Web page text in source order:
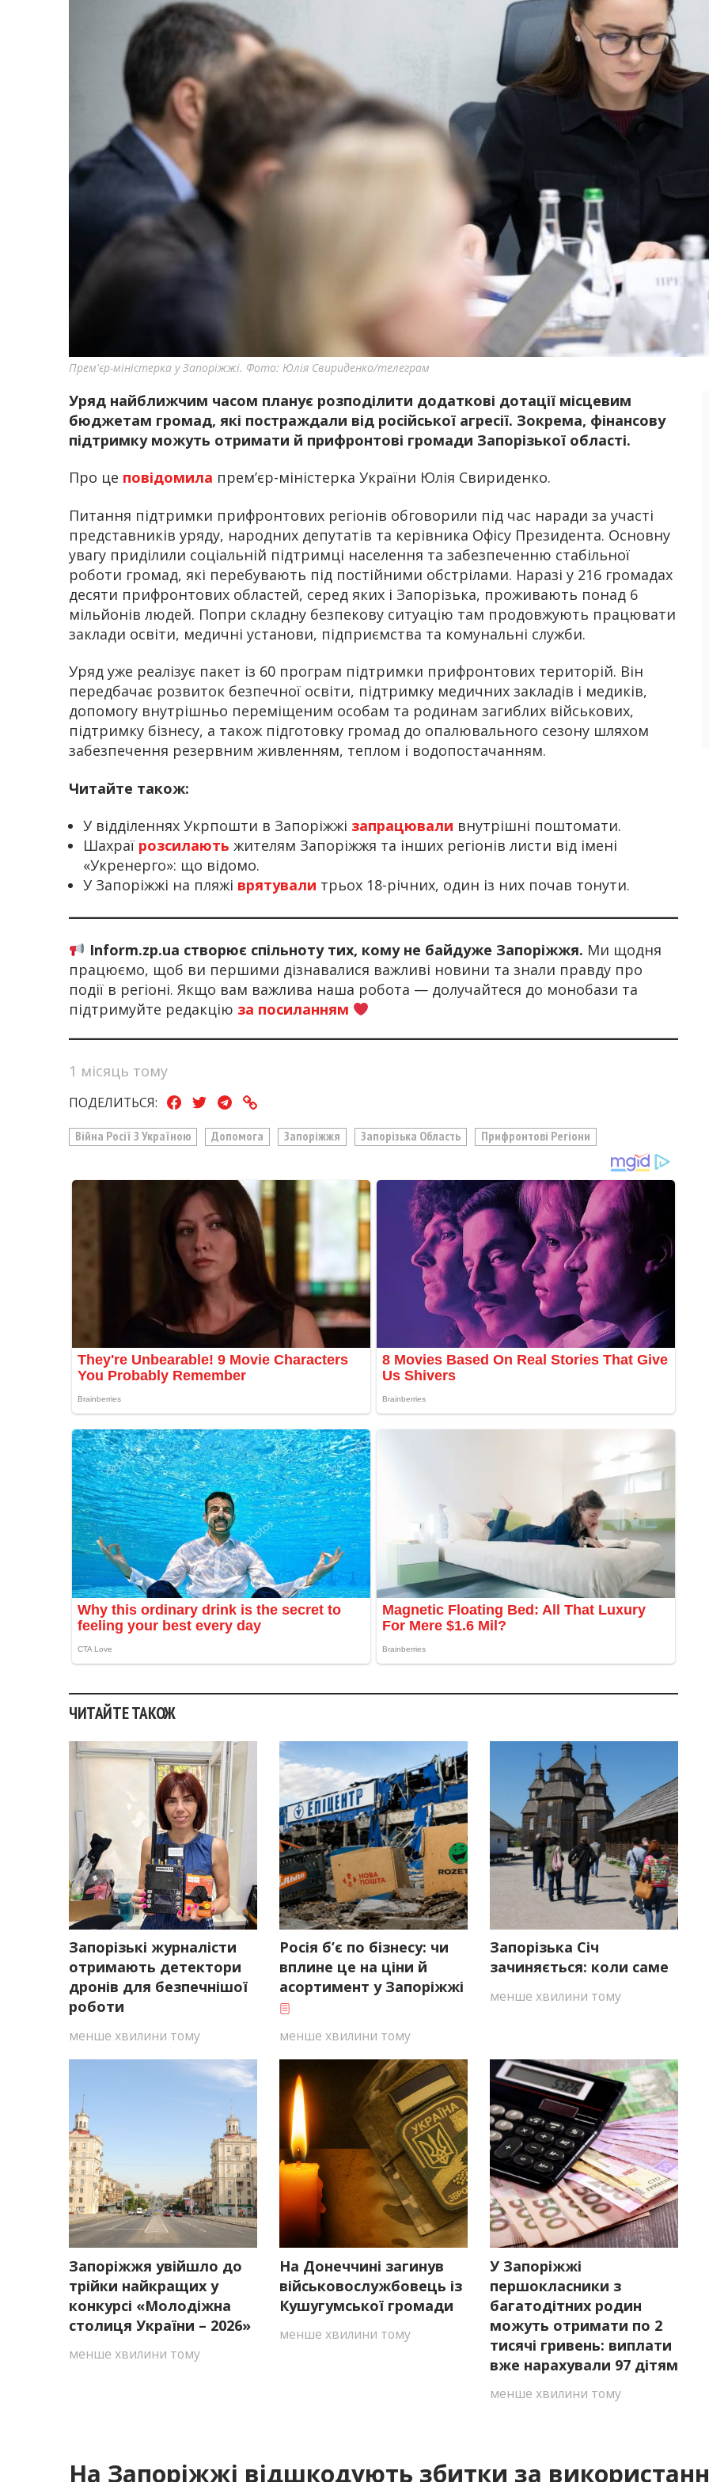
Прем'єр-міністерка у Запоріжжі. Фото: Юлія Свириденко/телеграм
Уряд найближчим часом планує розподілити додаткові дотації місцевим
бюджетам громад, які постраждали від російської агресії. Зокрема, фінансову
підтримку можуть отримати й прифронтові громади Запорізької області.
Про це повідомила прем’єр-міністерка України Юлія Свириденко.
Питання підтримки прифронтових регіонів обговорили під час наради за участі
представників уряду, народних депутатів та керівника Офісу Президента. Основну
увагу приділили соціальній підтримці населення та забезпеченню стабільної
роботи громад, які перебувають під постійними обстрілами. Наразі у 216 громадах
десяти прифронтових областей, серед яких і Запорізька, проживають понад 6
мільйонів людей. Попри складну безпекову ситуацію там продовжують працювати
заклади освіти, медичні установи, підприємства та комунальні служби.
Уряд уже реалізує пакет із 60 програм підтримки прифронтових територій. Він
передбачає розвиток безпечної освіти, підтримку медичних закладів і медиків,
допомогу внутрішньо переміщеним особам та родинам загиблих військових,
підтримку бізнесу, а також підготовку громад до опалювального сезону шляхом
забезпечення резервним живленням, теплом і водопостачанням.
Читайте також:
У відділеннях Укрпошти в Запоріжжі запрацювали внутрішні поштомати.
Шахраї розсилають жителям Запоріжжя та інших регіонів листи від імені
«Укренерго»: що відомо.
У Запоріжжі на пляжі врятували трьох 18-річних, один із них почав тонути.
Inform.zp.ua створює спільноту тих, кому не байдуже Запоріжжя. Ми щодня
працюємо, щоб ви першими дізнавалися важливі новини та знали правду про
події в регіоні. Якщо вам важлива наша робота — долучайтеся до монобази та
підтримуйте редакцію за посиланням
1 місяць тому
ПОДЕЛИТЬСЯ:
Війна Росії З Україною Допомога Запоріжжя Запорізька Область Прифронтові Регіони
ЧИТАЙТЕ ТАКОЖ
Запорізькі журналісти
отримають детектори
дронів для безпечнішої
роботи
менше хвилини тому
Росія б’є по бізнесу: чи
вплине це на ціни й
асортимент у Запоріжжі
менше хвилини тому
Запорізька Січ
зачиняється: коли саме
менше хвилини тому
Запоріжжя увійшло до
трійки найкращих у
конкурсі «Молодіжна
столиця України – 2026»
менше хвилини тому
На Донеччині загинув
військовослужбовець із
Кушугумської громади
менше хвилини тому
У Запоріжжі
першокласники з
багатодітних родин
можуть отримати по 2
тисячі гривень: виплати
вже нарахували 97 дітям
менше хвилини тому
На Запоріжжі відшкодують збитки за